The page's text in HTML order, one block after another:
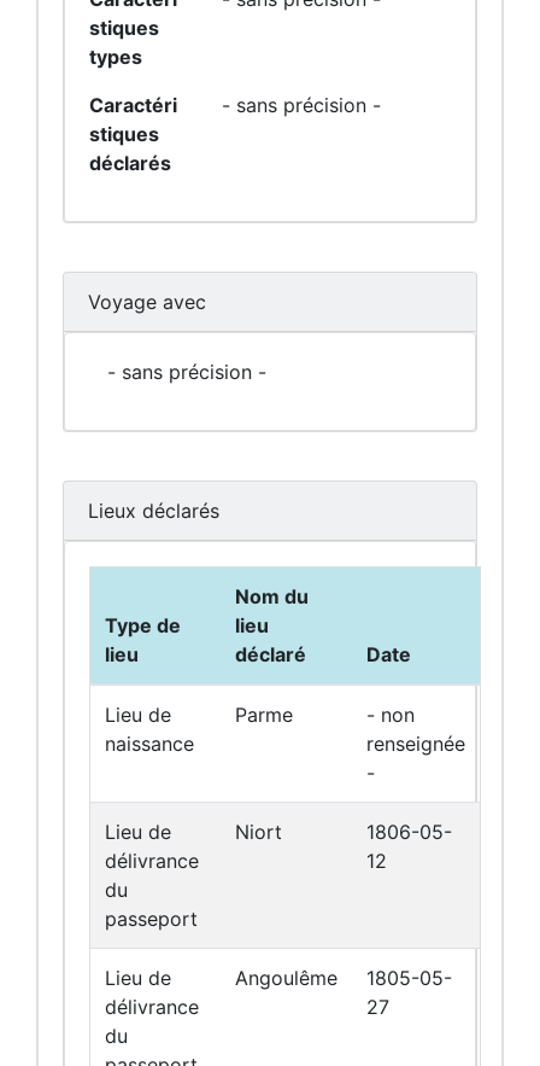
stiques
types
Caractéri
stiques
déclarés
- sans précision -
Voyage avec
- sans précision -
Lieux déclarés
Type de
lieu
Nom du
lieu
déclaré
Date
Lieu de
naissance
Parme
- non
renseignée
-
Lieu de
délivrance
du
passeport
Niort
1806-05-
12
Lieu de
délivrance
du
Angoulême
1805-05-
27